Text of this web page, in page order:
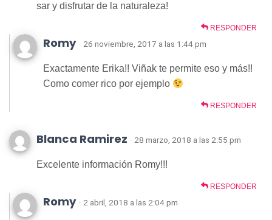
sar y disfrutar de la naturaleza!
RESPONDER
Romy · 26 noviembre, 2017 a las 1:44 pm
Exactamente Erika!! Viñak te permite eso y más!!
Como comer rico por ejemplo
RESPONDER
Blanca Ramirez · 28 marzo, 2018 a las 2:55 pm
Excelente información Romy!!!
RESPONDER
Romy · 2 abril, 2018 a las 2:04 pm